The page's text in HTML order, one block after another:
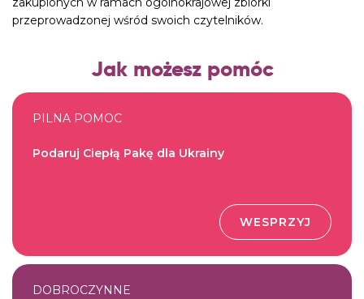
przeprowadzonej wśród swoich czytelników.
Jak możesz pomóc
PILNA POMOC
Podaruj Ciepłą Pakę dla Ukrainy
WESPRZYJ
DOBROCZYNNE